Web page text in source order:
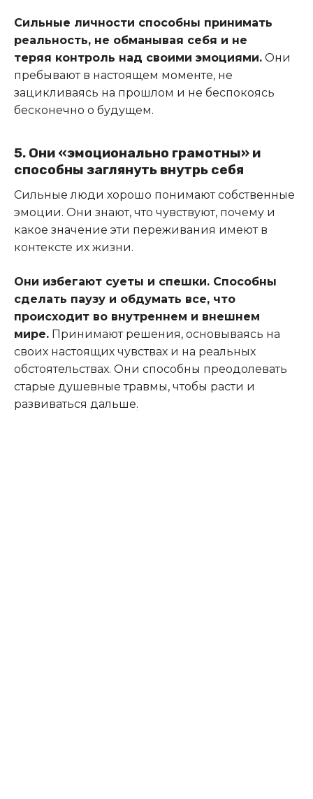
Сильные личности способны принимать
реальность, не обманывая себя и не
теряя контроль над своими эмоциями. Они
пребывают в настоящем моменте, не
зацикливаясь на прошлом и не беспокоясь
бесконечно о будущем.
5. Они «эмоционально грамотны» и
способны заглянуть внутрь себя
Сильные люди хорошо понимают собственные
эмоции. Они знают, что чувствуют, почему и
какое значение эти переживания имеют в
контексте их жизни.
Они избегают суеты и спешки. Способны
сделать паузу и обдумать все, что
происходит во внутреннем и внешнем
мире. Принимают решения, основываясь на
своих настоящих чувствах и на реальных
обстоятельствах. Они способны преодолевать
старые душевные травмы, чтобы расти и
развиваться дальше.